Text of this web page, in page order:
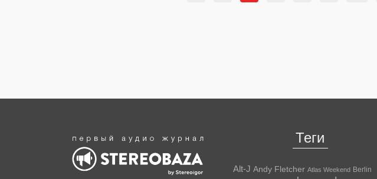
Теги
Alt-J Andy Fletcher Atlas Weekend Berlin